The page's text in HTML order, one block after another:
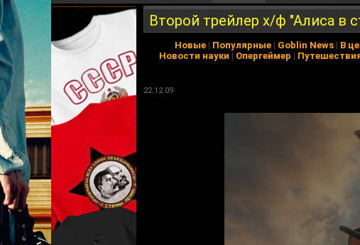
Второй трейлер х/ф "Алиса в
Новые | Популярные | Goblin News | В
Новости науки | Опергеймер |
22.12.09